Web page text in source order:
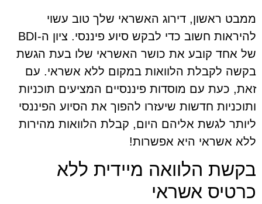
ממבט ראשון, דירוג האשראי שלך טוב עשוי
להיראות חשוב כדי לבקש סיוע פיננסי. ציון ה-BDI
של אחד קובע את כושר האשראי שלו בעת הגשת
בקשה לקבלת הלוואות במקום ללא אשראי. עם
זאת, כעת עם מוסדות פיננסיים המציעים תוכניות
ותוכניות חדשות שיעזרו להפוך את הסיוע הפיננסי
ליותר לגשת אליהם היום, קבלת הלוואות מהירות
ללא אשראי היא אפשרות!
בקשת הלוואה מיידית ללא
כרטיס אשראי